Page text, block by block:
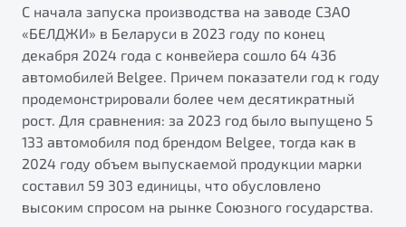
Элегантный и практичный седан
от 1 699 990 ₽*
Обзор В наличии
X70
Узнайте о специальных выгодах при покупке
автомобиля Belgee
Подробно
Автомобили в наличии
Тест-драйв
Автокредит
Будьте еще более уверены на дорогах с программой
"Помощь на дорогах"
Преимущества программы
С начала запуска производства на заводе СЗАО
«БЕЛДЖИ» в Беларуси в 2023 году по конец
декабря 2024 года с конвейера сошло 64 436
автомобилей Belgee. Причем показатели год к году
продемонстрировали более чем десятикратный
рост. Для сравнения: за 2023 год было выпущено 5
133 автомобиля под брендом Belgee, тогда как в
2024 году объем выпускаемой продукции марки
составил 59 303 единицы, что обусловлено
высоким спросом на рынке Союзного государства.